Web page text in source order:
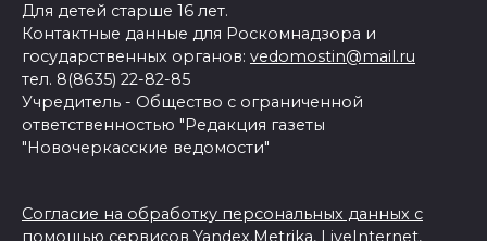
Для детей старше 16 лет.
Контактные данные для Роскомнадзора и
государственных органов: vedomostin@mail.ru
тел. 8(8635) 22-82-85
Учредитель - Общество с ограниченной
ответственностью "Редакция газеты
"Новочеркасские ведомости"
Согласие на обработку персональных данных с
помощью сервисов Yandex.Metrika, LiveInternet,